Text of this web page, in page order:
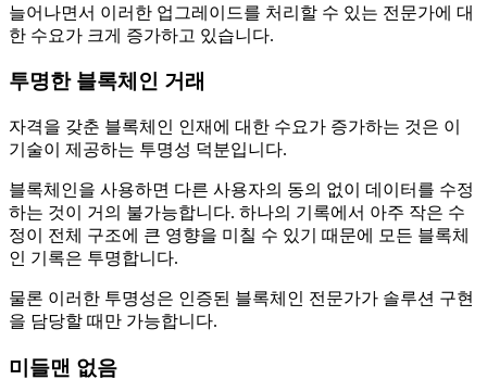
늘어나면서 이러한 업그레이드를 처리할 수 있는 전문가에 대
한 수요가 크게 증가하고 있습니다.
투명한 블록체인 거래
자격을 갖춘 블록체인 인재에 대한 수요가 증가하는 것은 이
기술이 제공하는 투명성 덕분입니다.
블록체인을 사용하면 다른 사용자의 동의 없이 데이터를 수정
하는 것이 거의 불가능합니다. 하나의 기록에서 아주 작은 수
정이 전체 구조에 큰 영향을 미칠 수 있기 때문에 모든 블록체
인 기록은 투명합니다.
물론 이러한 투명성은 인증된 블록체인 전문가가 솔루션 구현
을 담당할 때만 가능합니다.
미들맨 없음